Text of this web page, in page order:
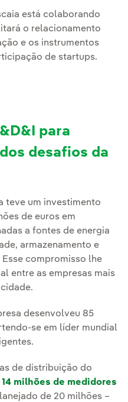
está colaborando
o relacionamento
e os instrumentos
de startups.
para
desafios da
teve um investimento
de euros em
a fontes de energia
armazenamento e
compromisso lhe
entre as empresas mais
desenvolveu 85
se em líder mundial
de distribuição do
14 milhões de medidores
de 20 milhões –